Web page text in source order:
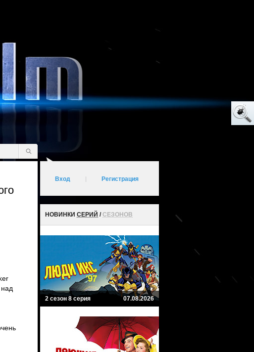
Вход Регистрация
НОВИНКИ СЕРИЙ /СЕЗОНОВ
2 сезон 8 серия 07.08.2026